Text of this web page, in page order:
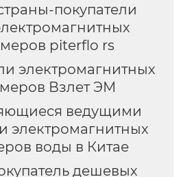
покупатели
piterflo rs
электромагнитных
Взлет ЭМ
ведущими
электромагнитных
воды в Китае
дешевых